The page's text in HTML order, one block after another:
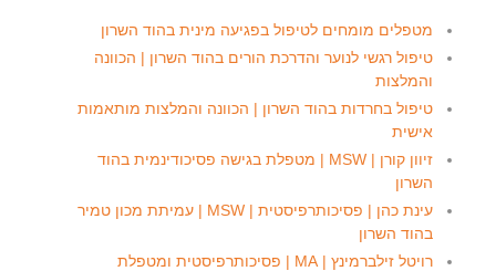
מטפלים מומחים לטיפול בפגיעה מינית בהוד השרון
טיפול רגשי לנוער והדרכת הורים בהוד השרון | הכוונה
והמלצות
טיפול בחרדות בהוד השרון | הכוונה והמלצות מותאמות
אישית
זיוון קורן | MSW | מטפלת בגישה פסיכודינמית בהוד
השרון
עינת כהן | פסיכותרפיסטית | MSW | עמיתת מכון טמיר
בהוד השרון
רויטל זילברמינץ | MA | פסיכותרפיסטית ומטפלת